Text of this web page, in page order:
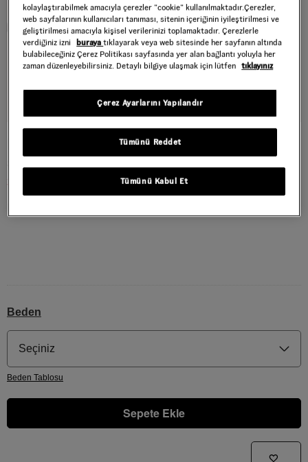
HYLANE AYAKKABI
Style : VN000D8NBFB1
3.599,40 TL 5.999,00 TL
Beden
Seçiniz
Beden Tablosu
Sepete Ekle
kolaylaştırabilmek amacıyla çerezler ”cookie” kullanılmaktadır.Çerezler,
web sayfalarının kullanıcıları tanıması, sitenin içeriğinin iyileştirilmesi ve
geliştirilmesi amacıyla kişisel verilerinizi toplamaktadır. Çerezlerle
verdiğiniz izni
burayatıklayarak veya web sitesinde her sayfanın altında
bulabileceğiniz Çerez Politikası sayfasında yer alan bağlantı yoluyla her
zaman düzenleyebilirsiniz. Detaylı bilgiye ulaşmak için lütfen tıklayınız
Tümünü Reddet
Tümünü Kabul Et
Çerez Ayarlarını Yapılandır